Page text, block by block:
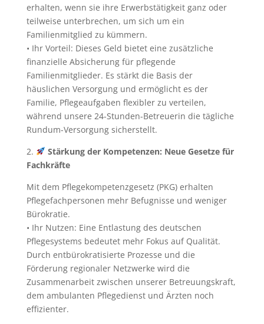
erhalten, wenn sie ihre Erwerbstätigkeit ganz oder
teilweise unterbrechen, um sich um ein
Familienmitglied zu kümmern.
• Ihr Vorteil: Dieses Geld bietet eine zusätzliche
finanzielle Absicherung für pflegende
Familienmitglieder. Es stärkt die Basis der
häuslichen Versorgung und ermöglicht es der
Familie, Pflegeaufgaben flexibler zu verteilen,
während unsere 24-Stunden-Betreuerin die tägliche
Rundum-Versorgung sicherstellt.
2.
Stärkung der Kompetenzen: Neue Gesetze für
Fachkräfte
Mit dem Pflegekompetenzgesetz (PKG) erhalten
Pflegefachpersonen mehr Befugnisse und weniger
Bürokratie.
• Ihr Nutzen: Eine Entlastung des deutschen
Pflegesystems bedeutet mehr Fokus auf Qualität.
Durch entbürokratisierte Prozesse und die
Förderung regionaler Netzwerke wird die
Zusammenarbeit zwischen unserer Betreuungskraft,
dem ambulanten Pflegedienst und Ärzten noch
effizienter.